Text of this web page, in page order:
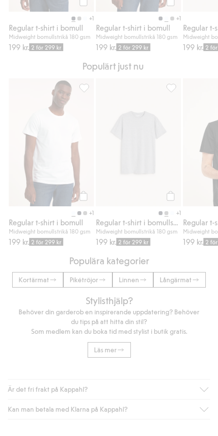
+1
Regular t-shirt i bomull
Midweight bomullstrikå 180 gsm
199 kr. 2 för 299 kr
+1
Regular t-shirt i bomull
Midweight bomullstrikå 180 gsm
199 kr. 2 för 299 kr
Midweight
199 kr. 2
Populärt just nu
+1
Regular t-shirt i bomull
Midweight bomullstrikå 180 gsm
199 kr. 2 för 299 kr
+1
Midweight bomullstrikå 180 gsm
199 kr. 2 för 299 kr
Regular
Midweight
199 kr. 2
Populära kategorier
Kortärmat Pikétröjor Linnen Långärmat
Stylisthjälp?
Behöver din garderob en inspirerande uppdatering? Behöver
du tips på att hitta din stil?
Som medlem kan du boka tid med stylist i butik gratis.
Läs mer
Är det fri frakt på Kappahl?
Är du medlem i Kappahl Club har du alltid gratis frakt till butik
Kan man betala med Klarna på Kappahl?